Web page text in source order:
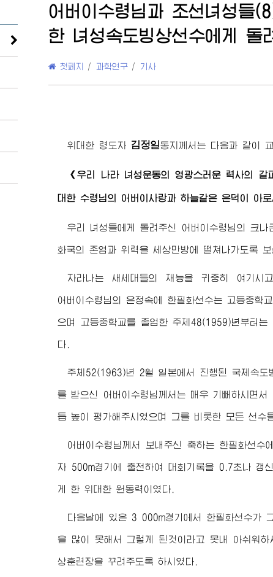
어버이수령님 과 조선녀성들
한 녀성속도빙상선수에게 돌
첫페지 / 과학연구 / 기사
위대한 령도자 김정일동지 께서는 다음과 같이
《우리 나라 녀성운동의 영광스러운 력사의 갈
대한 수령님의 어버이 사랑과 하늘같은 은덕이 아로
우리 녀성들에게 돌려주신 어버이수령님 의 크나
화국의 존엄과 위력을 세상만방에 떨쳐나가도록
자라나는 새세대들의 재능을 귀중히 여기
어버이수령님 의 은정속에 한필화선수는 고등중학
으며 고등중학교를 졸업한 주체48(1959)년부터는
다.
주체52(1963)년 2월 일본에서 진행된 국제속도
를 받으신 어버이수령님께서 는 매우 기뻐하시면서
듭 높이 평가해주시였으며 그를 비롯한 모든 선수
어버이수령님께서 보내주신 축하는 한필화선수
자 500m경기에 출전하여 대회기록을 0.7초나 갱
게 한 위대한 원동력이였다.
다음날에 있은 3 000m경기에서 한필화선수가
을 많이 못해서 그렇게 된것이라고 못내 아쉬워
상훈련장을 꾸려주도록 하시였다.